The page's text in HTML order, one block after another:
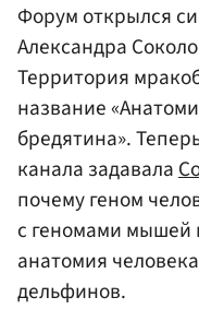
Форум открылся
Александра
Территория
название
бредятина».
канала задавала
почему геном
с геномами мышей
анатомия
дельфинов.